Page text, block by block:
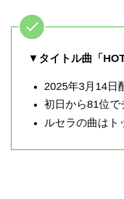
▼ タイトル曲「HOT
2025年3月14日
初日から81位で
ルセラの曲はト